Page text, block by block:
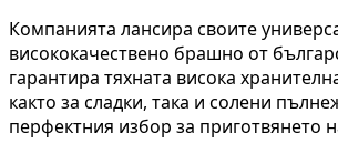
Компанията лансира своите
висококачествено брашно от
гарантира тяхната висока
както за сладки, така и солени
перфектния избор за приготвянето